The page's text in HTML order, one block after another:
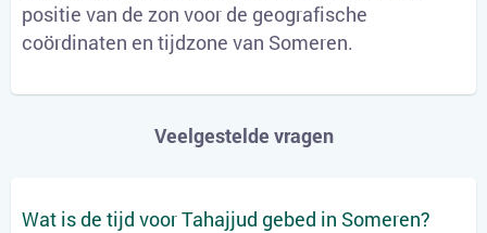
positie van de zon voor de geografische
coördinaten en tijdzone van Someren.
Veelgestelde vragen
Wat is de tijd voor Tahajjud gebed in Someren?